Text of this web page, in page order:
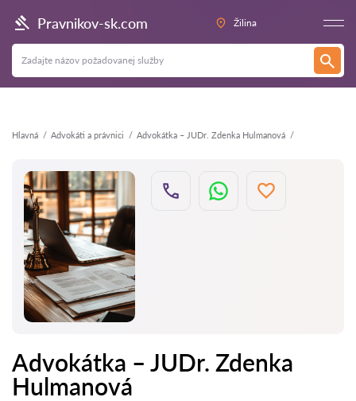
Pravnikov-sk.com Žilina
Hlavná Аdvokáti a právnici Advokátka – JUDr. Zdenka Hulmanová
Späť
Advokátka – JUDr. Zdenka
Hulmanová